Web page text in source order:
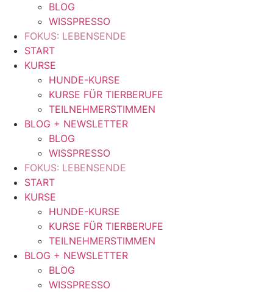
BLOG
WISSPRESSO
FOKUS: LEBENSENDE
START
KURSE
HUNDE-KURSE
KURSE FÜR TIERBERUFE
TEILNEHMERSTIMMEN
BLOG + NEWSLETTER
BLOG
WISSPRESSO
FOKUS: LEBENSENDE
START
KURSE
HUNDE-KURSE
KURSE FÜR TIERBERUFE
TEILNEHMERSTIMMEN
BLOG + NEWSLETTER
BLOG
WISSPRESSO